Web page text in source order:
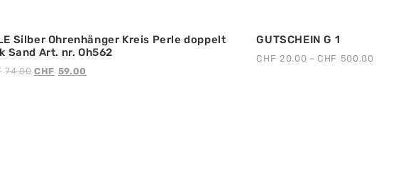
Silber Ohrenhänger Kreis Perle doppelt
Sand Art. nr. Oh562
74.00 CHF 59.00
GUTSCHEIN G 1
CHF 20.00 – CHF 500.00